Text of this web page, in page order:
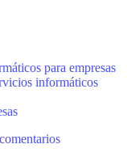
para empresas
informáticos